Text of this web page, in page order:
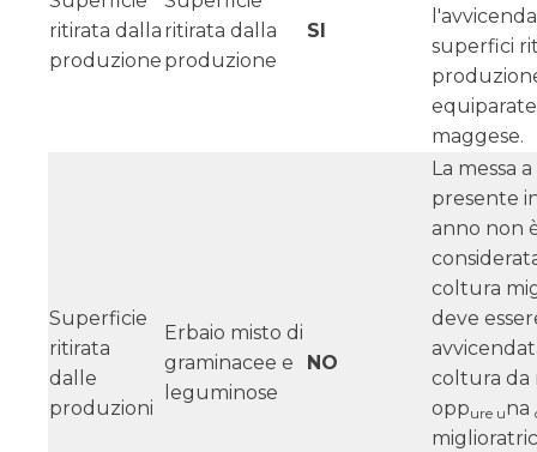
ritirata dalla
produzione
ritirata dalla
produzione
SI
superfici
maggese.
Superficie
ritirata
dalle
produzioni
Erbaio misto di
graminacee e
leguminose
NO
La messa
presente
anno non
coltura
deve
coltura da
oppure una